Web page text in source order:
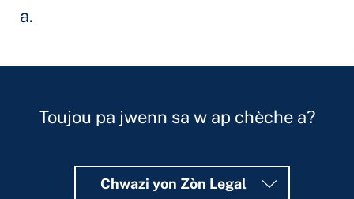
a.
Toujou pa jwenn sa w ap chèche a?
Chwazi yon Zòn Legal